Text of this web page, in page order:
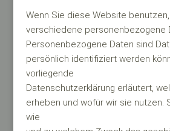
Wenn Sie diese Website
verschiedene personenbezogene
Personenbezogene Daten sind
persönlich identifiziert werden
vorliegende
Datenschutzerklärung erläutert,
erheben und wofür wir sie nutzen.
wie